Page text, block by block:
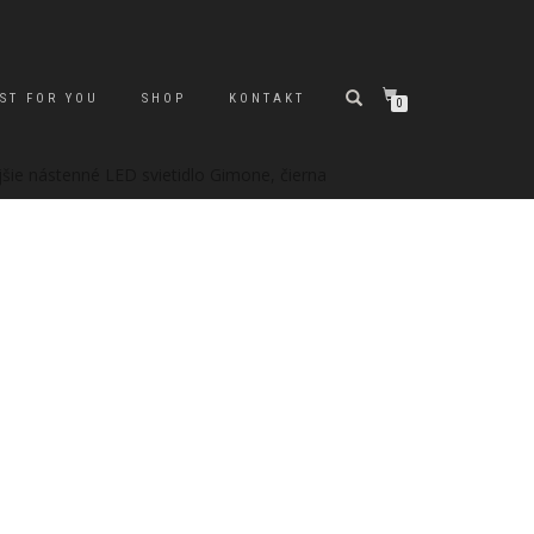
FOR YOU SHOP KONTAKT 0